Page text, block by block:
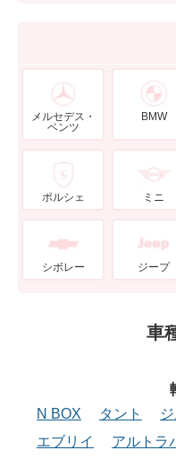
メルセデス・
ベンツ
BMW
ポルシェ ミニ
シボレー ジープ
車
N BOX タント
エブリイ
アルトラ